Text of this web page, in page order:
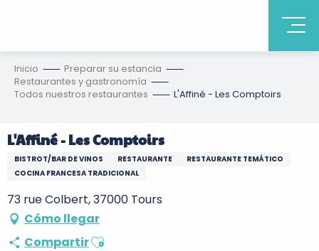
Inicio
Preparar su estancia
Restaurantes y gastronomía
Todos nuestros restaurantes
L'Affiné - Les Comptoirs
L'Affiné - Les Comptoirs
BISTROT/BAR DE VINOS RESTAURANTE
RESTAURANTE TEMÁTICO
COCINA FRANCESA TRADICIONAL
73 rue Colbert, 37000 Tours
Cómo llegar
CompartirAjouter aux favoris